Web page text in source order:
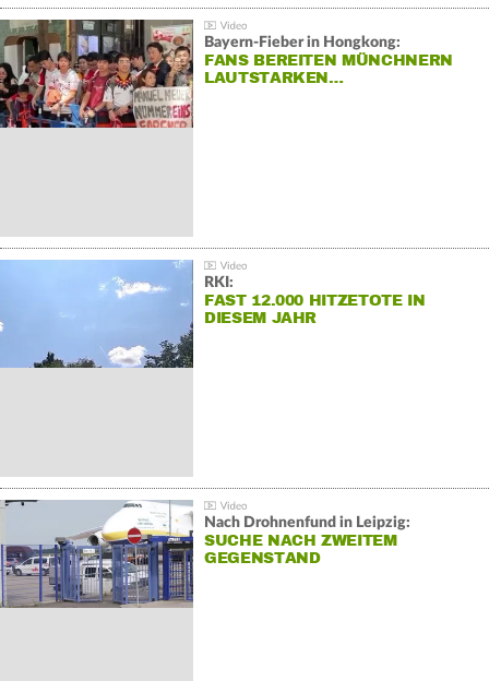
Bayern-Fieber in Hongkong:
FANS BEREITEN MÜNCHNERN
LAUTSTARKEN…
RKI:
FAST 12.000 HITZETOTE IN
DIESEM JAHR
Nach Drohnenfund in Leipzig:
SUCHE NACH ZWEITEM
GEGENSTAND